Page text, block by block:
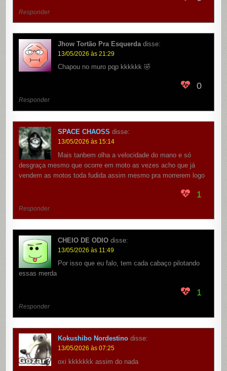
Responder
Jhow Tortão Pra Esquerda disse:
13/05/2026 às 21:29
Chapou no muro pqp kkkkkk 🤣
0
Responder
SPACE CHAOSS disse:
13/05/2026 às 15:14
Mais tanbem olha a velocidade do mano e só
desgraça mesmo que ocorre em moto as vezes acho que já
vendem as motos toda fudida assim mesmo pra morrerem logo
1
Responder
CHEIO DE ODIO disse:
13/05/2026 às 11:49
Por isso que eu falo, tem cada cabaço pilotando
essas merda
1
Responder
Kokushibo Nordestino disse:
13/05/2026 às 07:25
oxi kkkkkkk assim do nada